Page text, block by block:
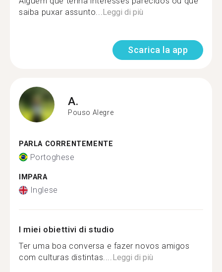
saiba puxar assunto...Leggi di più
Scarica la app
A.
Pouso Alegre
PARLA CORRENTEMENTE
Portoghese
IMPARA
Inglese
I miei obiettivi di studio
Ter uma boa conversa e fazer novos amigos
com culturas distintas....Leggi di più